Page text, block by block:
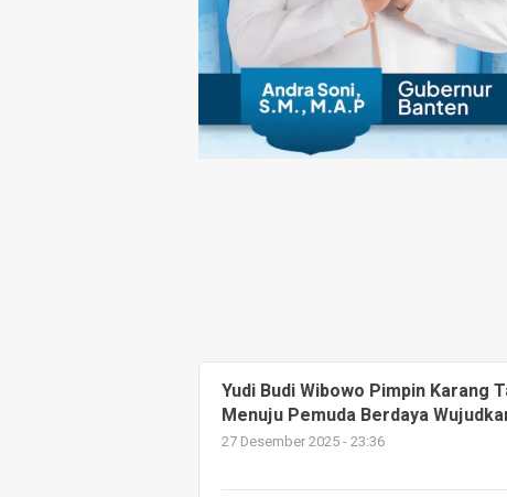
Yudi Budi Wibowo Pimpin Karang
Menuju Pemuda Berdaya
27 Desember 2025 - 23:36